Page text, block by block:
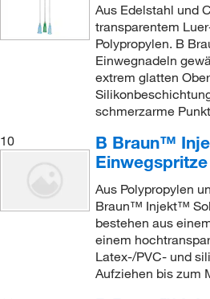
Aus Edelstahl und
transparentem
Polypropylen. B
Einwegnadeln
extrem glatten
schmerzarme
10
B Braun™
Einwegspritze
Aus Polypropylen
Braun™ Injekt™
bestehen aus
einem
Latex-/PVC- und
Aufziehen bis zum